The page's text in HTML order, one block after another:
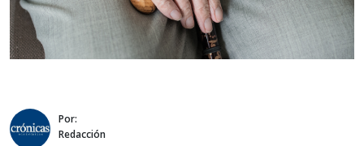
Por:
Redacción